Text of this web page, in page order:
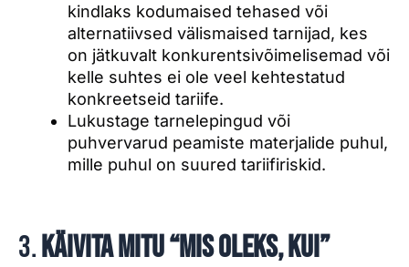
kindlaks kodumaised tehased või
alternatiivsed välismaised tarnijad, kes
on jätkuvalt konkurentsivõimelisemad või
kelle suhtes ei ole veel kehtestatud
konkreetseid tariife.
Lukustage tarnelepingud või
puhvervarud peamiste materjalide puhul,
mille puhul on suured tariifiriskid.
3.Käivita mitu “mis oleks, kui”